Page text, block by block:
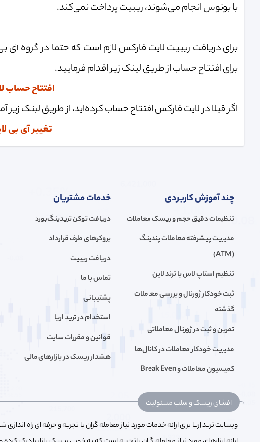
با بونوس انجام می‌شوند، ریبیت پرداخت نمی‌کند.
برای دریافت ریبیت لایت فارکس لازم است که حتما در گروه آی
برای افتتاح حساب از طریق لینک زیر اقدام فرمایید.
افتتاح حساب
اگر قبلا در لایت فارکس افتتاح حساب کرده‌اید، از طریق لینک زیر
تغییر آی بی
چند آموزش کاربردی
تنظیمات دقیق حجم و ریسک معاملات
مدیریت پیشرفته معاملات پندینگ
(ATM)
تنظیم استاپ لاس با ترند لاین
ثبت خودکار ژورنال و بررسی معاملات
گذشته
تمرین و ثبت در ژورنال معاملاتی
مدیریت خودکار معاملات در کانال‌ها
کمیسیون معاملات و Break Even
خدمات مشتریان
دریافت توکن تریدینگ‌بورد
بروکرهای طرف قرارداد
دریافت ریبیت
تماس با ما
پشتیبانی
استخدام در ترید اریا
قوانین و مقررات سایت
هشدار ریسک در بازار‌های مالی
افشای ریسک و سلب مسئولیت
وبسایت ترید اِریا برای ارائه خدمات مورد نیاز معامله گران با تجربه و حرفه ای راه